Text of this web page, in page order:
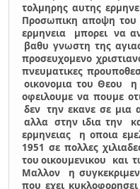
τολμηρης αυτης
Προσωπικη αποψη του
ερμηνεια μπορει να
βαθυ γνωστη της
προσευχομενο
πνευματικες
οικονομια του Θεου
οφειλουμε να πουμε
δεν την εκανε σε μια
αλλα στην ιδια την
ερμηνειας η οποια
1951 σε πολλες
του οικουμενικου και
Μαλλον η
που εχει